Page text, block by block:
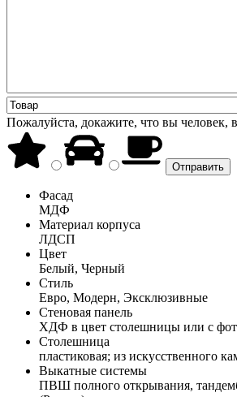
Пожалуйста, докажите, что вы человек,
Фасад
МДФ
Материал корпуса
ЛДСП
Цвет
Белый, Черный
Стиль
Евро, Модерн, Эксклюзивные
Стеновая панель
ХДФ в цвет столешницы или с
Столешница
пластиковая; из искусственного
Выкатные системы
ПВШ полного открывания,